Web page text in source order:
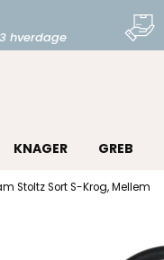
hverdage
KNAGER GREB
Stoltz Sort S-Krog, Mellem